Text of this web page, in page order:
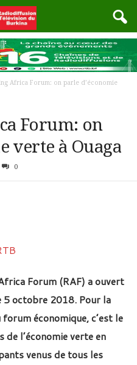
Africa Forum: on parle d’économie
Forum: on
verte à Ouaga
0
Forum (RAF) a ouvert
5 octobre 2018. Pour la
économique, c’est le
l’économie verte en
venus de tous les